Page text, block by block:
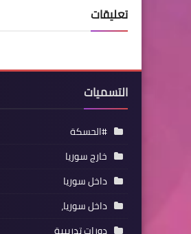
تعليقات
التسميات
#الحسكة
خارج سوريا
داخل سوريا
داخل سوريا،
دورات تدريبية